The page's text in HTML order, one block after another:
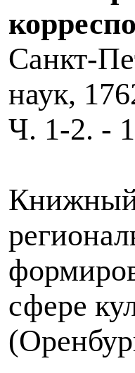
Санкт-
наук,
Ч. 1-2. -
Книжный
сфере